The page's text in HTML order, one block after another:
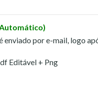
enviado por e-mail, logo
Editável + Png